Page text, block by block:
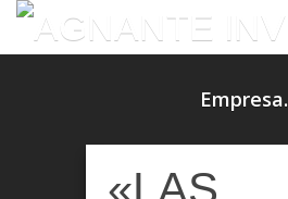
Empresa.
«LAS